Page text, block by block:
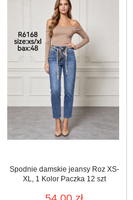
Spodnie damskie jeansy Roz XS-
XL, 1 Kolor Paczka 12 szt